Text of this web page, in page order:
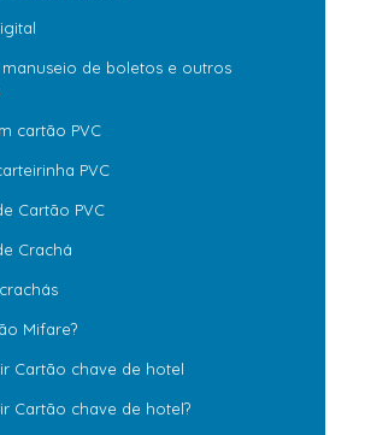
manuseio de boletos e outros
cartão PVC
PVC
Cartão PVC
Crachá
Mifare?
Cartão chave de hotel
Cartão chave de hotel?